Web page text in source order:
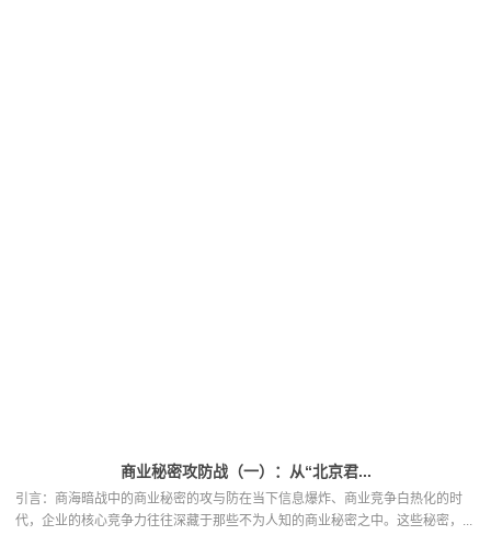
商业秘密攻防战（一）：从“北京君...
引言：商海暗战中的商业秘密的攻与防在当下信息爆炸、商业竞争白热化的时
代，企业的核心竞争力往往深藏于那些不为人知的商业秘密之中。这些秘密，...